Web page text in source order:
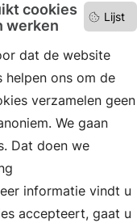
Lijst
cookies
werken
dat de website
ons om de
verzamelen geen
We gaan
Dat doen we
informatie vindt u
accepteert, gaat u